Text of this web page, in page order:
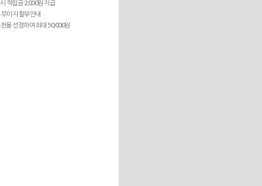
적립금 2,000원 지급
이자 할부안내
을 선정하여 최대 50,000원